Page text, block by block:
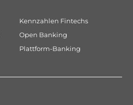
Kennzahlen Fintechs
Open Banking
Plattform-Banking